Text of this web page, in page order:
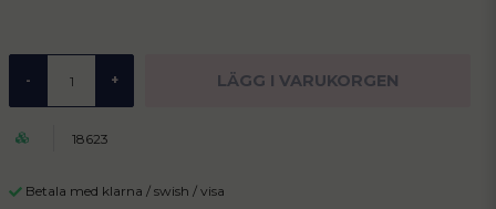
- + LÄGG I VARUKORGEN
18623
Betala med klarna / swish / visa